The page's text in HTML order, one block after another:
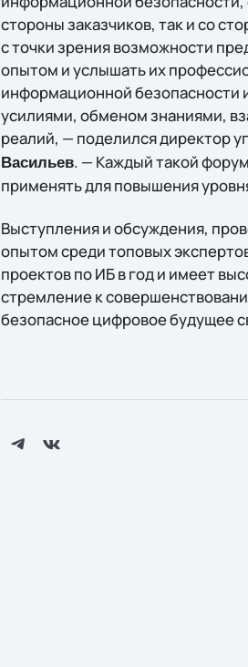
стороны заказчиков, так и со
с точки зрения возможности
опытом и услышать их
информационной безопасности
усилиями, обменом знаниями,
реалий, — поделился директор
Васильев. — Каждый такой
применять для повышения
Выступления и обсуждения,
опытом среди топовых
проектов по ИБ в год и имеет
стремление к
безопасное цифровое будущее